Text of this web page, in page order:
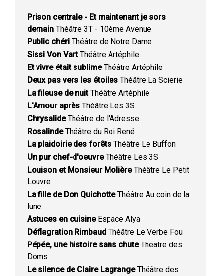
Prison centrale - Et maintenant je sors
demain Théâtre 3T - 10ème Avenue
Public chéri Théâtre de Notre Dame
Sissi Von VartThéâtre Artéphile
Et vivre était sublimeThéâtre Artéphile
Deux pas vers les étoiles Théâtre La Scierie
La fileuse de nuitThéâtre Artéphile
L'Amour après Théâtre Les 3S
ChrysalideThéâtre de l'Adresse
RosalindeThéâtre du Roi René
La plaidoirie des forêts Théâtre Le Buffon
Un pur chef-d'oeuvreThéâtre Les 3S
Louison et Monsieur MolièreThéâtre Le Petit
Louvre
La fille de Don QuichotteThéâtre Au coin de la
lune
Astuces en cuisineEspace Alya
Déflagration Rimbaud Théâtre Le Verbe Fou
Pépée, une histoire sans chuteThéâtre des
Doms
Le silence de Claire LagrangeThéâtre des